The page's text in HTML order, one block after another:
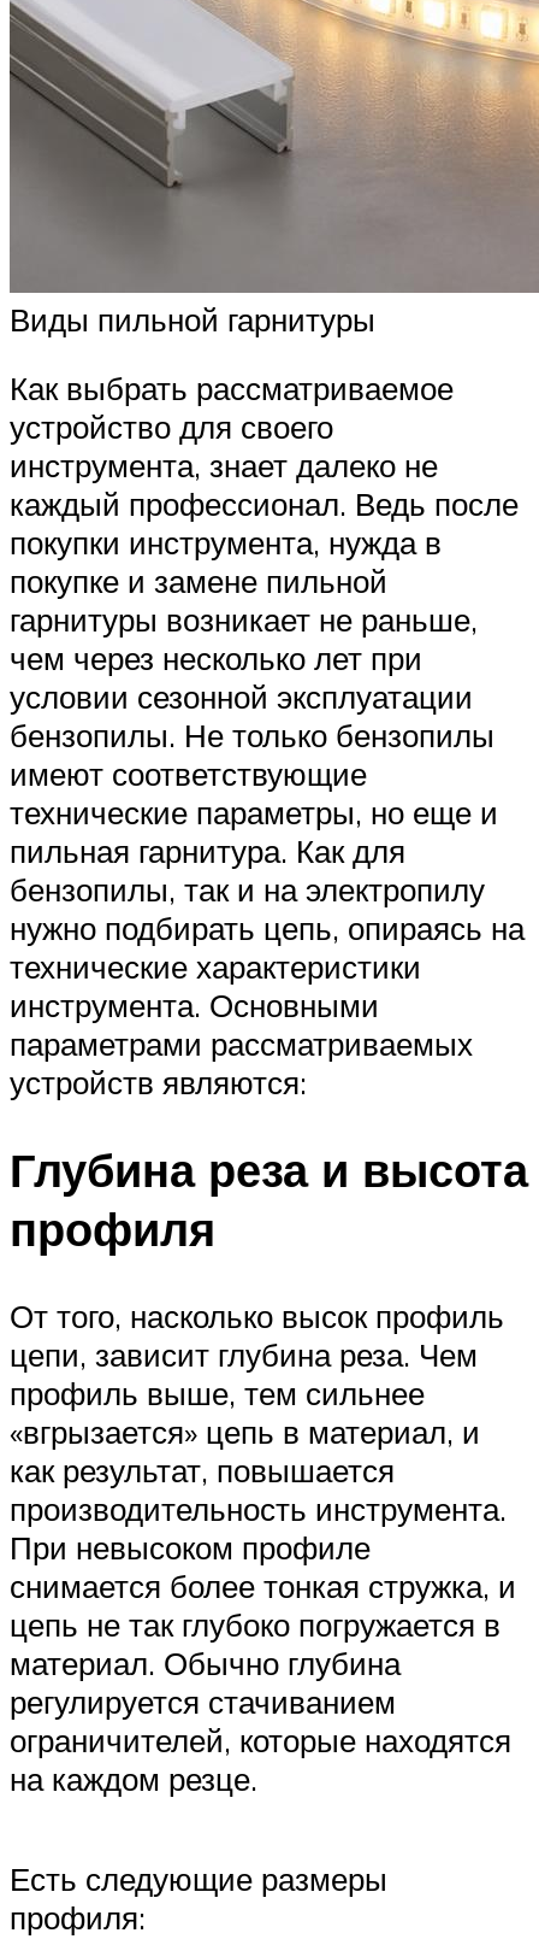
Виды пильной гарнитуры
Как выбрать рассматриваемое
устройство для своего
инструмента, знает далеко не
каждый профессионал. Ведь после
покупки инструмента, нужда в
покупке и замене пильной
гарнитуры возникает не раньше,
чем через несколько лет при
условии сезонной эксплуатации
бензопилы. Не только бензопилы
имеют соответствующие
технические параметры, но еще и
пильная гарнитура. Как для
бензопилы, так и на электропилу
нужно подбирать цепь, опираясь на
технические характеристики
инструмента. Основными
параметрами рассматриваемых
устройств являются:
Глубина реза и высота
профиля
От того, насколько высок профиль
цепи, зависит глубина реза. Чем
профиль выше, тем сильнее
«вгрызается» цепь в материал, и
как результат, повышается
производительность инструмента.
При невысоком профиле
снимается более тонкая стружка, и
цепь не так глубоко погружается в
материал. Обычно глубина
регулируется стачиванием
ограничителей, которые находятся
на каждом резце.
Есть следующие размеры
профиля: